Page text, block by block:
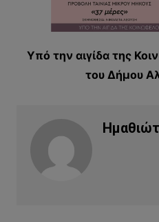
Υπό την αιγίδα της
του Δήμου